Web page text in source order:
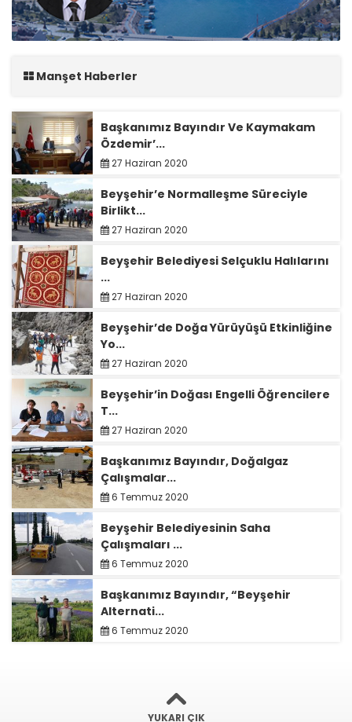
Manşet Haberler
Başkanımız Bayındır Ve Kaymakam
Özdemir’...
27 Haziran 2020
Beyşehir’e Normalleşme Süreciyle
Birlikt...
27 Haziran 2020
Beyşehir Belediyesi Selçuklu Halılarını
...
27 Haziran 2020
Beyşehir’de Doğa Yürüyüşü Etkinliğine
Yo...
27 Haziran 2020
Beyşehir’in Doğası Engelli Öğrencilere
T...
27 Haziran 2020
Başkanımız Bayındır, Doğalgaz
Çalışmalar...
6 Temmuz 2020
Beyşehir Belediyesinin Saha
Çalışmaları ...
6 Temmuz 2020
Başkanımız Bayındır, “Beyşehir
Alternati...
6 Temmuz 2020
YUKARI ÇIK